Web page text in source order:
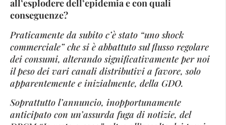
all’esplodere dell’epidemia e con quali
conseguenze?
Praticamente da subito c’è stato “uno shock
commerciale” che si è abbattuto sul flusso regolare
dei consumi, alterando significativamente per noi
il peso dei vari canali distributivi a favore, solo
apparentemente e inizialmente, della GDO.
Soprattutto l’annuncio, inopportunamente
anticipato con un’assurda fuga di notizie, del